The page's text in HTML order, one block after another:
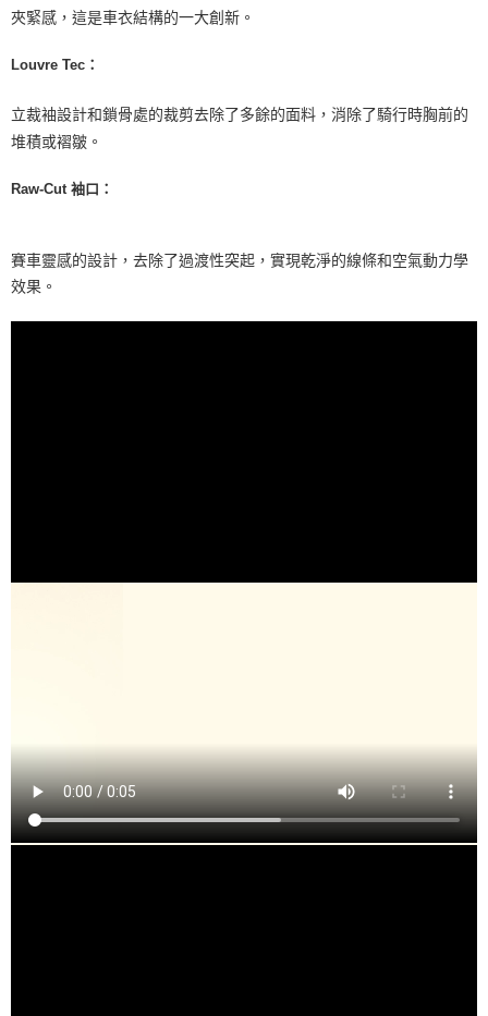
夾緊感，這是車衣結構的一大創新。
Louvre Tec：
立裁袖設計和鎖骨處的裁剪去除了多餘的面料，消除了騎行時胸前的
堆積或褶皺。
Raw-Cut 袖口：
賽車靈感的設計，去除了過渡性突起，實現乾淨的線條和空氣動力學
效果。